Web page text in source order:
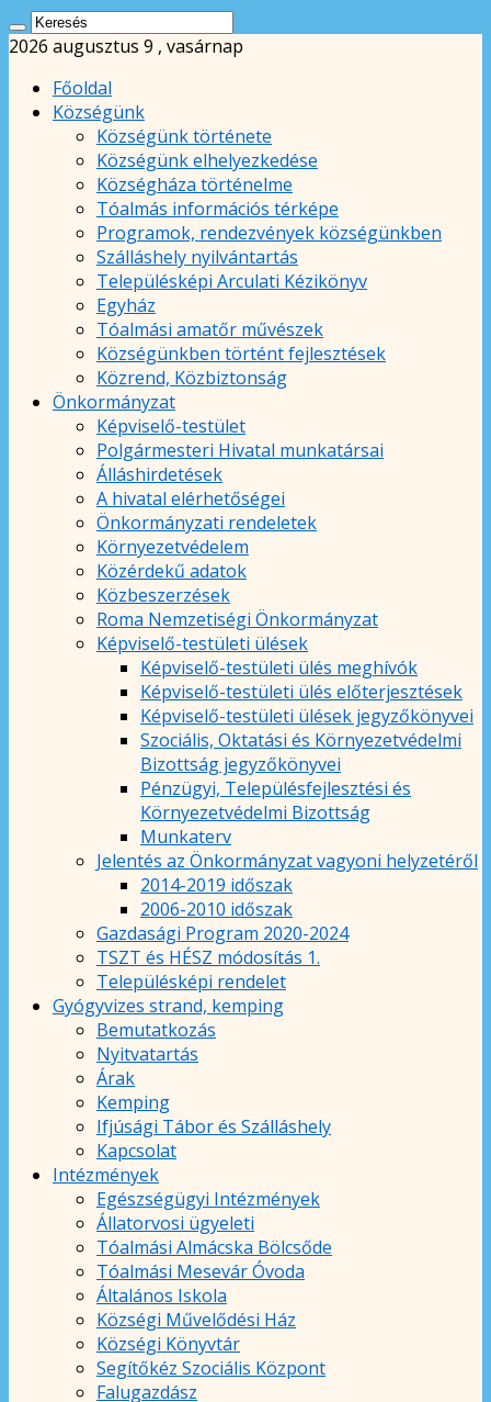
2026 augusztus 9 , vasárnap
Főoldal
Községünk
Községünk története
Községünk elhelyezkedése
Községháza történelme
Tóalmás információs térképe
Programok, rendezvények községünkben
Szálláshely nyilvántartás
Településképi Arculati Kézikönyv
Egyház
Tóalmási amatőr művészek
Községünkben történt fejlesztések
Közrend, Közbiztonság
Önkormányzat
Képviselő-testület
Polgármesteri Hivatal munkatársai
Álláshirdetések
A hivatal elérhetőségei
Önkormányzati rendeletek
Környezetvédelem
Közérdekű adatok
Közbeszerzések
Roma Nemzetiségi Önkormányzat
Képviselő-testületi ülések
Képviselő-testületi ülés meghívók
Képviselő-testületi ülés előterjesztések
Képviselő-testületi ülések jegyzőkönyvei
Szociális, Oktatási és Környezetvédelmi
Bizottság jegyzőkönyvei
Pénzügyi, Településfejlesztési és
Környezetvédelmi Bizottság
Munkaterv
Jelentés az Önkormányzat vagyoni helyzetéről
2014-2019 időszak
2006-2010 időszak
Gazdasági Program 2020-2024
TSZT és HÉSZ módosítás 1.
Településképi rendelet
Gyógyvizes strand, kemping
Bemutatkozás
Nyitvatartás
Árak
Kemping
Ifjúsági Tábor és Szálláshely
Kapcsolat
Intézmények
Egészségügyi Intézmények
Állatorvosi ügyeleti
Tóalmási Almácska Bölcsőde
Tóalmási Mesevár Óvoda
Általános Iskola
Községi Művelődési Ház
Községi Könyvtár
Segítőkéz Szociális Központ
Falugazdász